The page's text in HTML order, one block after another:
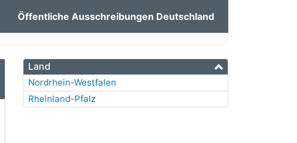
Öffentliche Ausschreibungen Deutschland
Land
Nordrhein-Westfalen
Rheinland-Pfalz